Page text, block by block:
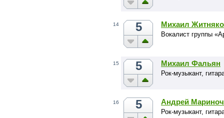
14 5 Михаил
Вокалист группы
15 5 Михаил Фальян
Рок-музыкант,
16 5 Андрей
Рок-музыкант,